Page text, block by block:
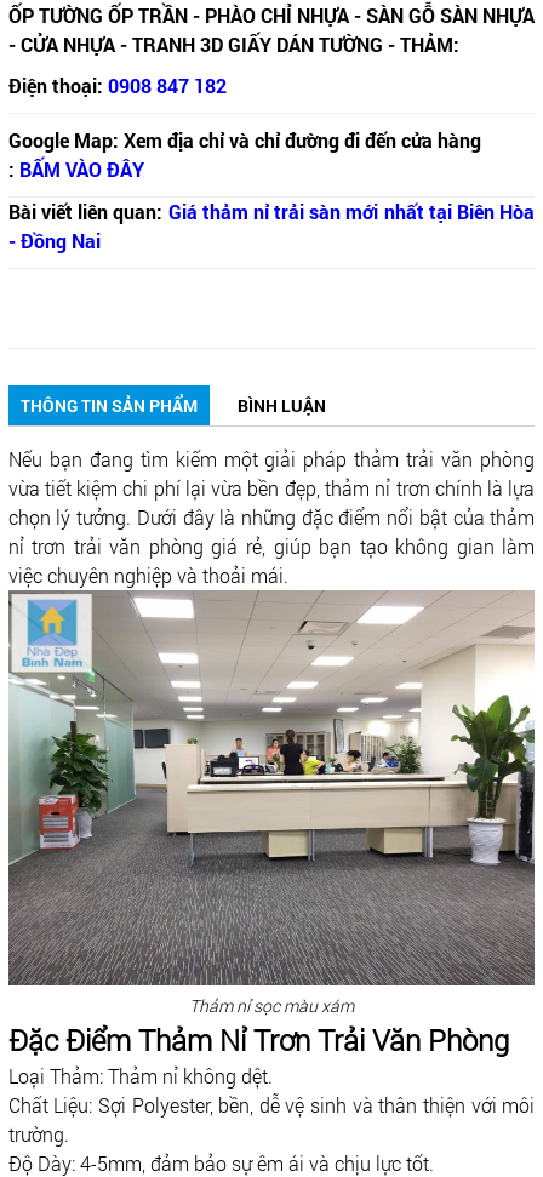
ỐP TƯỜNG ỐP TRẦN - PHÀO CHỈ NHỰA - SÀN GỖ SÀN NHỰA
- CỬA NHỰA - TRANH 3D GIẤY DÁN TƯỜNG - THẢM:
Điện thoại: 0908 847 182
Google Map: Xem địa chỉ và chỉ đường đi đến cửa hàng
: BẤM VÀO ĐÂY
Bài viết liên quan: Giá thảm nỉ trải sàn mới nhất tại Biên Hòa
- Đồng Nai
THÔNG TIN SẢN PHẨM BÌNH LUẬN
Nếu bạn đang tìm kiếm một giải pháp thảm trải văn phòng
vừa tiết kiệm chi phí lại vừa bền đẹp, thảm nỉ trơn chính là lựa
chọn lý tưởng. Dưới đây là những đặc điểm nổi bật của thảm
nỉ trơn trải văn phòng giá rẻ, giúp bạn tạo không gian làm
việc chuyên nghiệp và thoải mái.
Thảm nỉ sọc màu xám
Đặc Điểm Thảm Nỉ Trơn Trải Văn Phòng
Loại Thảm: Thảm nỉ không dệt.
Chất Liệu: Sợi Polyester, bền, dễ vệ sinh và thân thiện với môi
trường.
Độ Dày: 4-5mm, đảm bảo sự êm ái và chịu lực tốt.